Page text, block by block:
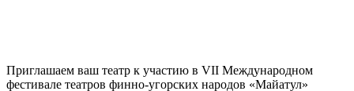
Приглашаем ваш театр к участию в VII Международном
фестивале театров финно-угорских народов «Майатул»